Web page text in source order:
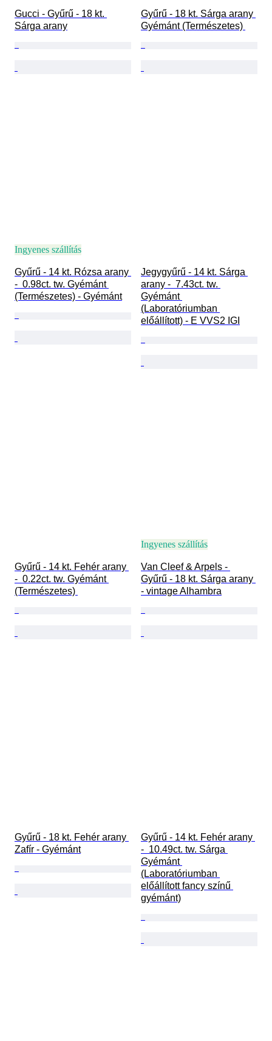
Gucci - Gyűrű - 18 kt.
Sárga arany
Gyűrű - 18 kt. Sárga arany
Gyémánt (Természetes)
Ingyenes szállítás
Gyűrű - 14 kt. Rózsa arany
-  0.98ct. tw. Gyémánt
(Természetes) - Gyémánt
Jegygyűrű - 14 kt. Sárga
arany -  7.43ct. tw.
Gyémánt
(Laboratóriumban
előállított) - E VVS2 IGI
Gyűrű - 14 kt. Fehér arany
-  0.22ct. tw. Gyémánt
(Természetes)
Ingyenes szállítás
Van Cleef & Arpels -
Gyűrű - 18 kt. Sárga arany
- vintage Alhambra
Gyűrű - 18 kt. Fehér arany
Zafír - Gyémánt
Gyűrű - 14 kt. Fehér arany
-  10.49ct. tw. Sárga
Gyémánt
(Laboratóriumban
előállított fancy színű
gyémánt)